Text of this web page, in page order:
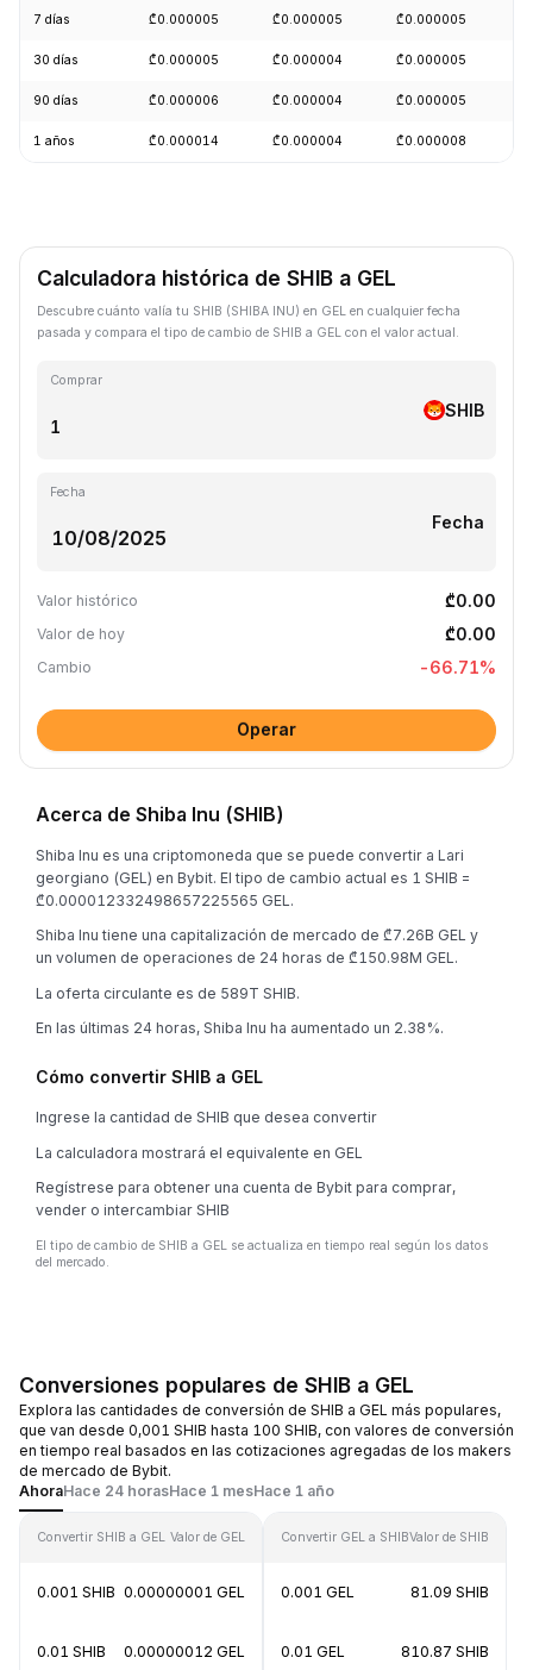
7 días ₾0.000005 ₾0.000005 ₾0.000005
30 días ₾0.000005 ₾0.000004 ₾0.000005
90 días ₾0.000006 ₾0.000004 ₾0.000005
1 años ₾0.000014 ₾0.000004 ₾0.000008
Calculadora histórica de SHIB a GEL
Descubre cuánto valía tu SHIB (SHIBA INU) en GEL en cualquier fecha
pasada y compara el tipo de cambio de SHIB a GEL con el valor actual.
Comprar
SHIB
Fecha
Fecha
Valor histórico ₾0.00
Valor de hoy ₾0.00
Cambio -66.71%
Operar
Acerca de Shiba Inu (SHIB)
Shiba Inu es una criptomoneda que se puede convertir a Lari
georgiano (GEL) en Bybit. El tipo de cambio actual es 1 SHIB =
₾0.000012332498657225565 GEL.
Shiba Inu tiene una capitalización de mercado de ₾7.26B GEL y
un volumen de operaciones de 24 horas de ₾150.98M GEL.
La oferta circulante es de 589T SHIB.
En las últimas 24 horas, Shiba Inu ha aumentado un 2.38%.
Cómo convertir SHIB a GEL
Ingrese la cantidad de SHIB que desea convertir
La calculadora mostrará el equivalente en GEL
Regístrese para obtener una cuenta de Bybit para comprar,
vender o intercambiar SHIB
El tipo de cambio de SHIB a GEL se actualiza en tiempo real según los datos
del mercado.
Conversiones populares de SHIB a GEL
Explora las cantidades de conversión de SHIB a GEL más populares,
que van desde 0,001 SHIB hasta 100 SHIB, con valores de conversión
en tiempo real basados en las cotizaciones agregadas de los makers
de mercado de Bybit.
AhoraHace 24 horasHace 1 mesHace 1 año
Convertir SHIB a GEL Valor de GEL
0.001 SHIB 0.00000001 GEL
0.01 SHIB 0.00000012 GEL
Convertir GEL a SHIBValor de SHIB
0.001 GEL 81.09 SHIB
0.01 GEL 810.87 SHIB